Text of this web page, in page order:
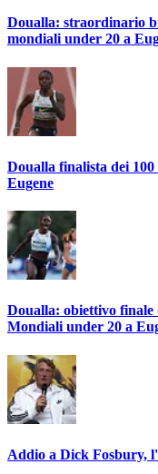
Doualla: straordinario
mondiali under 20 a
Doualla finalista dei
Eugene
Doualla: obiettivo
Mondiali under 20 a
Addio a Dick Fosbury,